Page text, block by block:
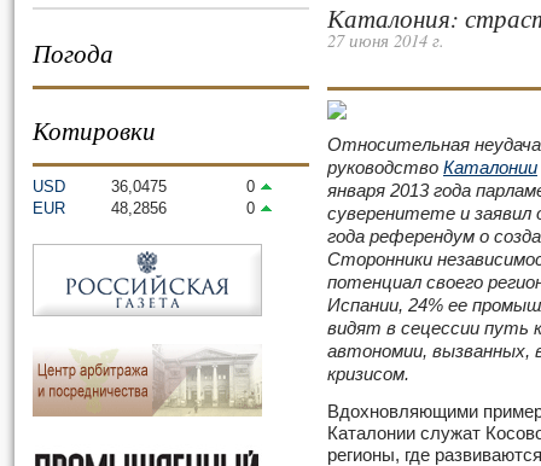
Погода
Котировки
USD 36,0475
0
EUR
48,2856 0
Каталония:
27 июня 2014 г.
Относительная
руководство Каталонии
января 2013 года
суверенитете и заявил
года референдум о
Сторонники
потенциал своего
Испании, 24% ее
видят в сецессии путь
автономии, вызванных,
кризисом.
Вдохновляющими
Каталонии служат
регионы, где